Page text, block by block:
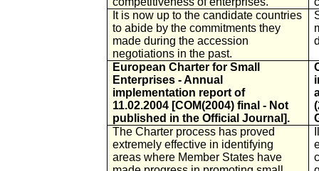
It is now up to the candidate countries
to abide by the commitments they
made during the accession
negotiations in the past.
European Charter for Small
Enterprises - Annual
implementation report of
11.02.2004 [COM(2004) final - Not
published in the Official Journal].
The Charter process has proved
extremely effective in identifying
areas where Member States have